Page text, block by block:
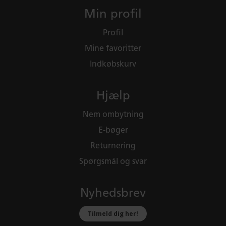
spiralryg, som gør den meget brugervenlig, så
bliver man som voksen glad og inspireret' -
Min profil
Profil
Mine favoritter
Indkøbskurv
Hjælp
Nem ombytning
E-bøger
Returnering
Spørgsmål og svar
Nyhedsbrev
Tilmeld dig her!